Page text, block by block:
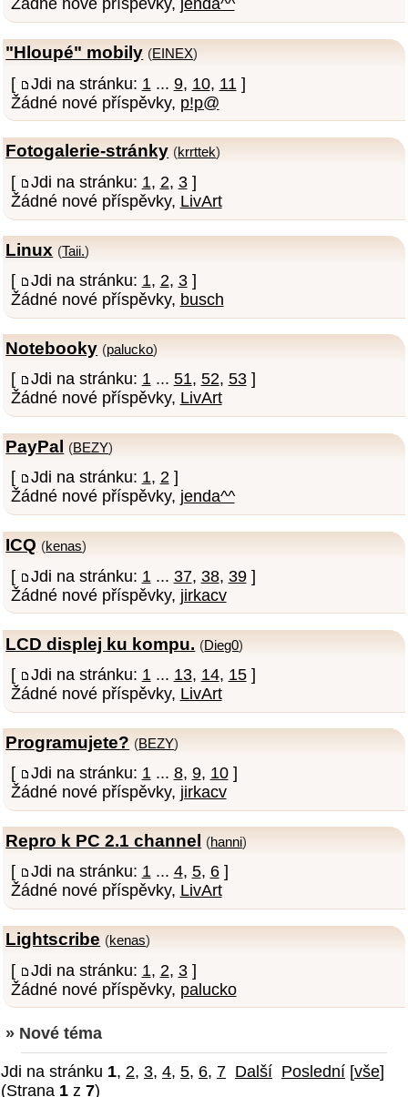
Žádné nové příspěvky, jenda^^
"Hloupé" mobily (EINEX)
[ Jdi na stránku: 1 ... 9, 10, 11 ]
Žádné nové příspěvky, p!p@
Fotogalerie-stránky (krrttek)
[ Jdi na stránku: 1, 2, 3]
Žádné nové příspěvky, LivArt
Linux (Taii.)
[ Jdi na stránku: 1, 2, 3]
Žádné nové příspěvky, busch
Notebooky (palucko)
[ Jdi na stránku: 1... 51, 52, 53]
Žádné nové příspěvky, LivArt
PayPal (BEZY)
[ Jdi na stránku: 1, 2]
Žádné nové příspěvky, jenda^^
ICQ (kenas)
[ Jdi na stránku: 1 ... 37, 38, 39]
Žádné nové příspěvky, jirkacv
LCD displej ku kompu. (Dieg0)
[ Jdi na stránku: 1 ... 13, 14, 15]
Žádné nové příspěvky, LivArt
Programujete? (BEZY)
[ Jdi na stránku: 1... 8, 9, 10]
Žádné nové příspěvky, jirkacv
Repro k PC 2.1 channel (hanni)
[ Jdi na stránku: 1... 4, 5, 6]
Žádné nové příspěvky, LivArt
Lightscribe (kenas)
[ Jdi na stránku: 1, 2, 3]
Žádné nové příspěvky, palucko
» Nové téma
Jdi na stránku 1, 2, 3, 4, 5, 6, 7 Další Poslední [vše]
(Strana 1 z 7)